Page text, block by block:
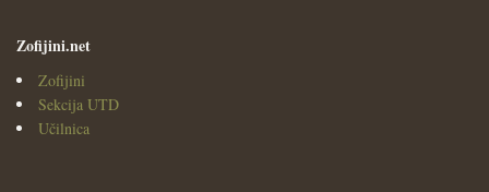
Zofijini.net
Zofijini
Sekcija UTD
Učilnica